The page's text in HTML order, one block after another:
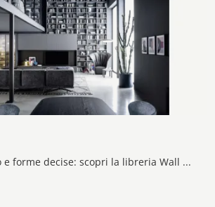
Finiture di pregio e forme decise: scopri la libreria Wall 30 di Novamobili tra le più originali Librerie moderne a muro.